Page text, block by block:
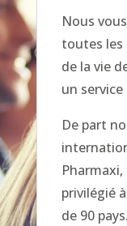
Nous
toutes les
de la vie
un
De part
privilégié
de 90 pays.